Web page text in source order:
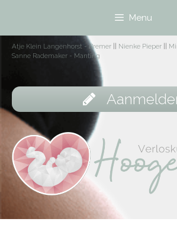
Menu
Atje Klein Langenhorst - Bremer Nienke Pieper
Sanne Rademaker - Manting